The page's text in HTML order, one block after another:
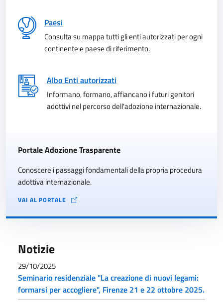
Paesi
Consulta su mappa tutti gli enti autorizzati per ogni
continente e paese di riferimento.
Albo Enti autorizzati
Informano, formano, affiancano i futuri genitori
adottivi nel percorso dell'adozione internazionale.
Portale Adozione Trasparente
Conoscere i passaggi fondamentali della propria procedura
adottiva internazionale.
VAI AL PORTALE
Notizie
29/10/2025
Seminario residenziale "La creazione di nuovi legami:
formarsi per accogliere", Firenze 21 e 22 ottobre 2025.